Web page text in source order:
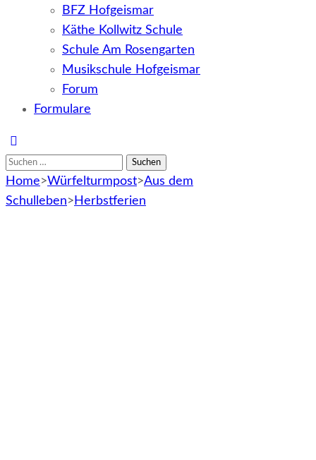
BFZ Hofgeismar
Käthe Kollwitz Schule
Schule Am Rosengarten
Musikschule Hofgeismar
Forum
Formulare
Suchen
nach:
Home>Würfelturmpost>Aus dem
Schulleben> Herbstferien